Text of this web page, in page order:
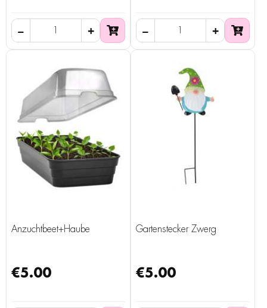
Anzuchtbeet+Haube
€5.00
Gartenstecker Zwerg
€5.00